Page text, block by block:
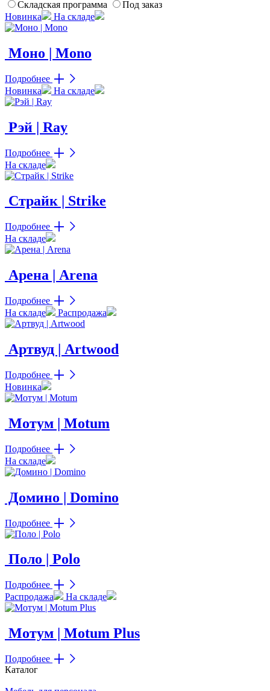
Складская программа
Под заказ
Новинка
На складе
Моно | Mono
Подробнее
Новинка
На складе
Рэй | Ray
Подробнее
На складе
Страйк | Strike
Подробнее
На складе
Арена | Arena
Подробнее
На складе
Распродажа
Артвуд | Artwood
Подробнее
Новинка
Мотум | Motum
Подробнее
На складе
Домино | Domino
Подробнее
Поло | Polo
Подробнее
Распродажа
На складе
Мотум | Motum Plus
Подробнее
Каталог